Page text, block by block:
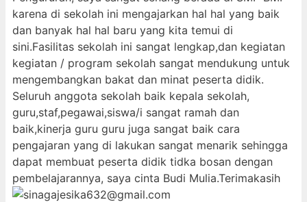
karena di sekolah ini mengajarkan hal hal yang baik
dan banyak hal hal baru yang kita temui di
sini.Fasilitas sekolah ini sangat lengkap,dan kegiatan
kegiatan / program sekolah sangat mendukung untuk
mengembangkan bakat dan minat peserta didik.
Seluruh anggota sekolah baik kepala sekolah,
guru,staf,pegawai,siswa/i sangat ramah dan
baik,kinerja guru guru juga sangat baik cara
pengajaran yang di lakukan sangat menarik sehingga
dapat membuat peserta didik tidka bosan dengan
pembelajarannya, saya cinta Budi Mulia.Terimakasih